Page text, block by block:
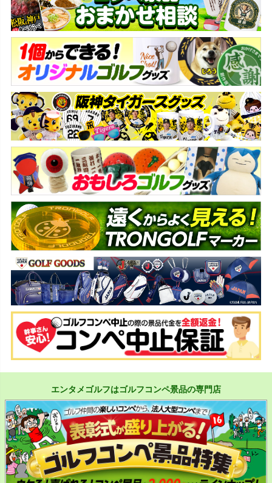
ップ
へ
エンタメゴルフはゴルフコンペ景品の専門店